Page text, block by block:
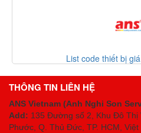
List code thiết bị
THÔNG TIN LIÊN HỆ
ANS Vietnam (Anh Nghi Son
Add: 135 Đường số 2, Khu Đô Thị
Phước, Q. Thủ Đức, TP. HCM ,